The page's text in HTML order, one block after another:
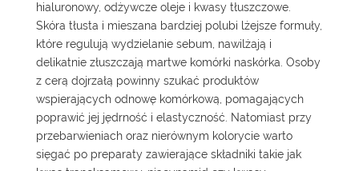
hialuronowy, odżywcze oleje i kwasy tłuszczowe.
Skóra tłusta i mieszana bardziej polubi lżejsze formuły,
które regulują wydzielanie sebum, nawilżają i
delikatnie złuszczają martwe komórki naskórka. Osoby
z cerą dojrzałą powinny szukać produktów
wspierających odnowę komórkową, pomagających
poprawić jej jędrność i elastyczność. Natomiast przy
przebarwieniach oraz nierównym kolorycie warto
sięgać po preparaty zawierające składniki takie jak